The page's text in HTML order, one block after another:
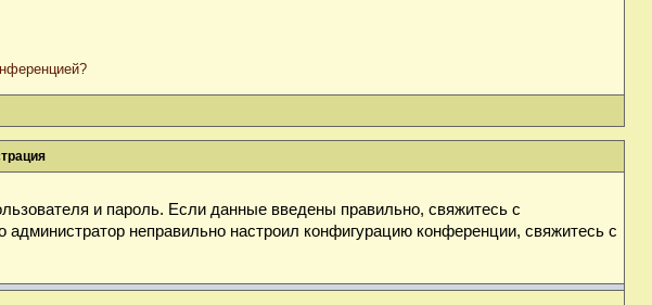
и пароль. Если данные введены правильно, свяжитесь с
неправильно настроил конфигурацию конференции, свяжитесь с